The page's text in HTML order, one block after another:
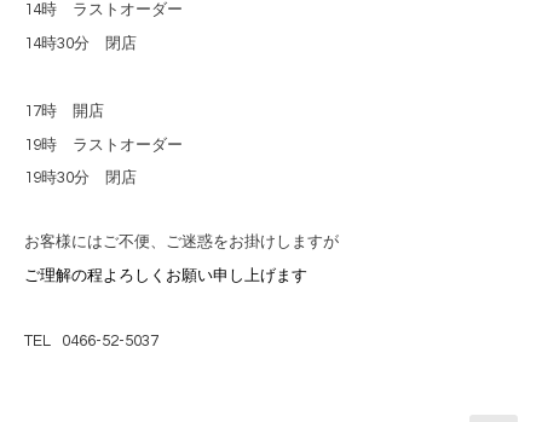
14時 ラストオーダー
14時30分 閉店
17時 開店
19時 ラストオーダー
19時30分 閉店
お客様にはご不便、ご迷惑をお掛けしますが
ご理解の程よろしくお願い申し上げます
TEL 0466-52-5037